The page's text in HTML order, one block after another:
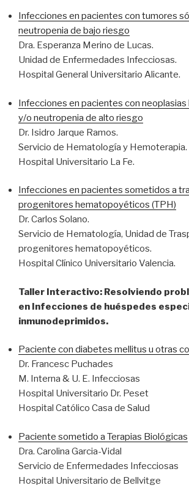
Infecciones en pacientes con tumores
neutropenia de bajo riesgo
Dra. Esperanza Merino de Lucas.
Unidad de Enfermedades Infecciosas.
Hospital General Universitario Alicante.
Infecciones en pacientes con
y/o neutropenia de alto riesgo
Dr. Isidro Jarque Ramos.
Servicio de Hematología y Hemoterapia.
Hospital Universitario La Fe.
Infecciones en pacientes sometidos a
progenitores hematopoyéticos (TPH)
Dr. Carlos Solano.
Servicio de Hematología, Unidad de
progenitores hematopoyéticos.
Hospital Clínico Universitario Valencia.
Taller Interactivo: Resolviendo
en Infecciones de huéspedes
inmunodeprimidos.
Paciente con diabetes mellitus u otras
Dr. Francesc Puchades
M. Interna & U. E. Infecciosas
Hospital Universitario Dr. Peset
Hospital Católico Casa de Salud
Paciente sometido a Terapias Biológicas
Dra. Carolina Garcia-Vidal
Servicio de Enfermedades Infecciosas
Hospital Universitario de Bellvitge